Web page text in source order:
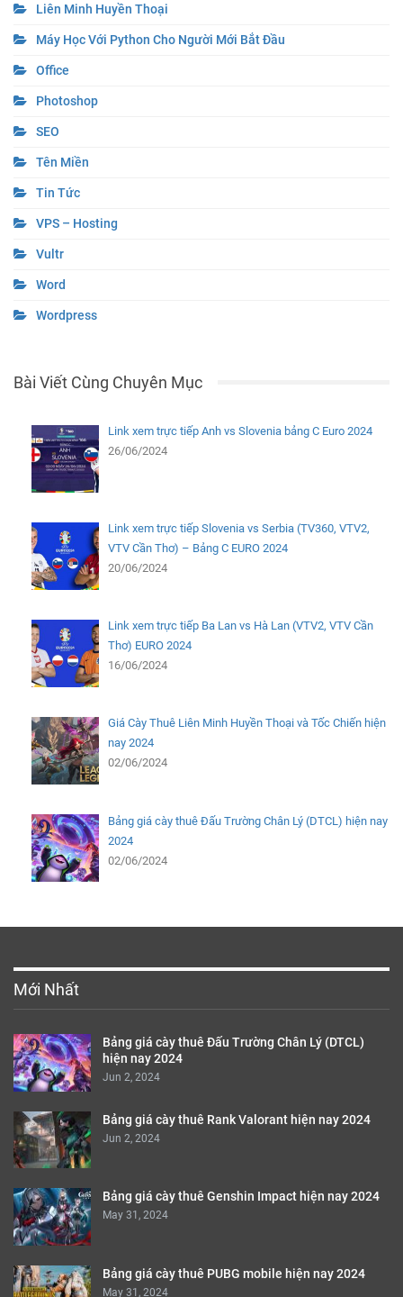
Liên Minh Huyền Thoại
Máy Học Với Python Cho Người Mới Bắt Đầu
Office
Photoshop
SEO
Tên Miền
Tin Tức
VPS – Hosting
Vultr
Word
Wordpress
Bài Viết Cùng Chuyên Mục
Link xem trực tiếp Anh vs Slovenia bảng C Euro 2024
26/06/2024
Link xem trực tiếp Slovenia vs Serbia (TV360, VTV2,
VTV Cần Thơ) – Bảng C EURO 2024
20/06/2024
Link xem trực tiếp Ba Lan vs Hà Lan (VTV2, VTV Cần
Thơ) EURO 2024
16/06/2024
Giá Cày Thuê Liên Minh Huyền Thoại và Tốc Chiến hiện
nay 2024
02/06/2024
Bảng giá cày thuê Đấu Trường Chân Lý (DTCL) hiện nay
2024
02/06/2024
Mới Nhất
Bảng giá cày thuê Đấu Trường Chân Lý (DTCL)
hiện nay 2024
Jun 2, 2024
Bảng giá cày thuê Rank Valorant hiện nay 2024
Jun 2, 2024
Bảng giá cày thuê Genshin Impact hiện nay 2024
May 31, 2024
Bảng giá cày thuê PUBG mobile hiện nay 2024
May 31, 2024